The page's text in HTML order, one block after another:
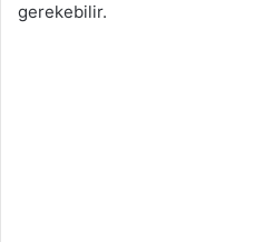
gerekebilir.